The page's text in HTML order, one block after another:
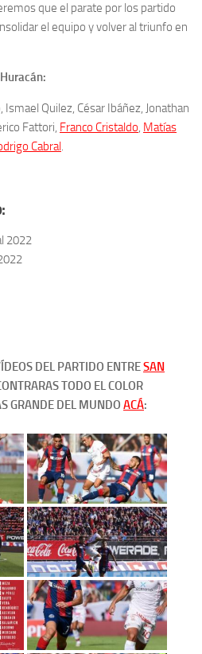
que el parate por los partido
el equipo y volver al triunfo en
Quilez, César Ibáñez, Jonathan
Fattori, Franco Cristaldo, Matías
Cabral.
2022
DEL PARTIDO ENTRESAN
TODO EL COLOR
GRANDE DEL MUNDO ACÁ: